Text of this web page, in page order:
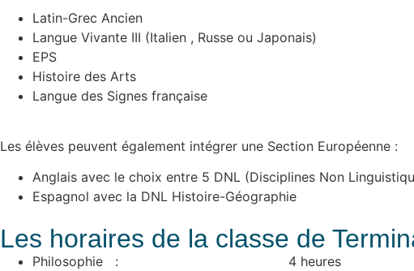
Latin-Grec Ancien
Langue Vivante III (Italien , Russe ou Japonais)
EPS
Histoire des Arts
Langue des Signes française
Les élèves peuvent également intégrer une Section Européenne :
Anglais avec le choix entre 5 DNL (Disciplines Non
Espagnol avec la DNL Histoire-Géographie
Les horaires de la classe de
Philosophie : 4 heures